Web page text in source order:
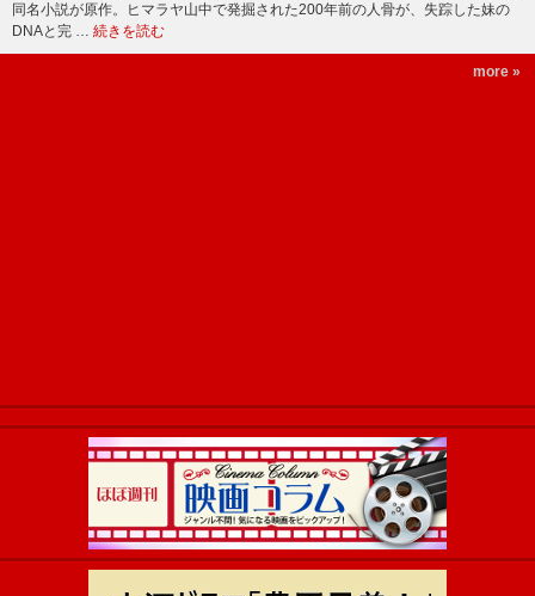
同名小説が原作。ヒマラヤ山中で発掘された200年前の人骨が、失踪した妹の
DNAと完 … 続きを読む
more »